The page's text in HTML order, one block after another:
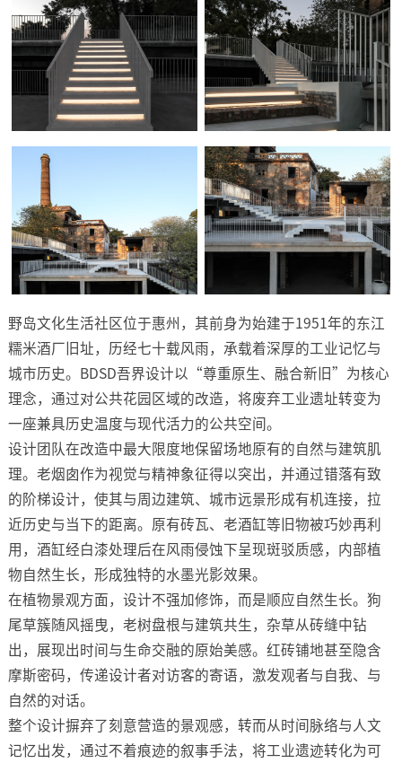
野岛文化生活社区位于惠州，其前身为始建于1951年的东江
糯米酒厂旧址，历经七十载风雨，承载着深厚的工业记忆与
城市历史。BDSD吾界设计以“尊重原生、融合新旧”为核心
理念，通过对公共花园区域的改造，将废弃工业遗址转变为
一座兼具历史温度与现代活力的公共空间。
设计团队在改造中最大限度地保留场地原有的自然与建筑肌
理。老烟囱作为视觉与精神象征得以突出，并通过错落有致
的阶梯设计，使其与周边建筑、城市远景形成有机连接，拉
近历史与当下的距离。原有砖瓦、老酒缸等旧物被巧妙再利
用，酒缸经白漆处理后在风雨侵蚀下呈现斑驳质感，内部植
物自然生长，形成独特的水墨光影效果。
在植物景观方面，设计不强加修饰，而是顺应自然生长。狗
尾草簇随风摇曳，老树盘根与建筑共生，杂草从砖缝中钻
出，展现出时间与生命交融的原始美感。红砖铺地甚至隐含
摩斯密码，传递设计者对访客的寄语，激发观者与自我、与
自然的对话。
整个设计摒弃了刻意营造的景观感，转而从时间脉络与人文
记忆出发，通过不着痕迹的叙事手法，将工业遗迹转化为可